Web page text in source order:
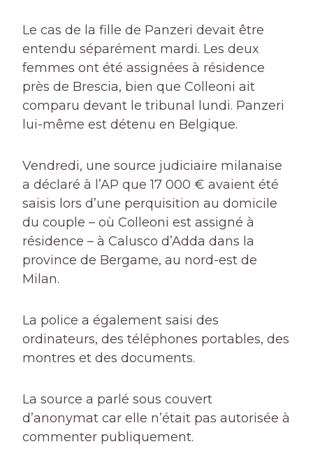
Le cas de la fille de Panzeri devait être
entendu séparément mardi. Les deux
femmes ont été assignées à résidence
près de Brescia, bien que Colleoni ait
comparu devant le tribunal lundi. Panzeri
lui-même est détenu en Belgique.
Vendredi, une source judiciaire milanaise
a déclaré à l’AP que 17 000 € avaient été
saisis lors d’une perquisition au domicile
du couple – où Colleoni est assigné à
résidence – à Calusco d’Adda dans la
province de Bergame, au nord-est de
Milan.
La police a également saisi des
ordinateurs, des téléphones portables, des
montres et des documents.
La source a parlé sous couvert
d’anonymat car elle n’était pas autorisée à
commenter publiquement.